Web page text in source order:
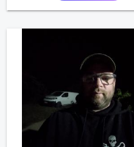
ravi….A très bientôt je